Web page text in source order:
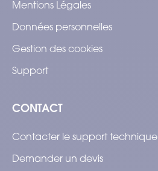
Mentions Légales
Données personnelles
Gestion des cookies
Support
CONTACT
Contacter le support technique
Demander un devis